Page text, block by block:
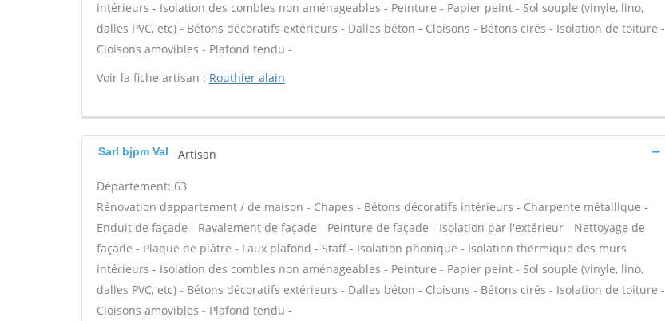
intérieurs - Isolation des combles non aménageables - Peinture - Papier peint - Sol souple (vinyle, lino,
dalles PVC, etc) - Bétons décoratifs extérieurs - Dalles béton - Cloisons - Bétons cirés - Isolation de toiture -
Cloisons amovibles - Plafond tendu -
Voir la fiche artisan : Routhier alain
Sarl bjpm Val Artisan
Département: 63
Rénovation dappartement / de maison - Chapes - Bétons décoratifs intérieurs - Charpente métallique -
Enduit de façade - Ravalement de façade - Peinture de façade - Isolation par l'extérieur - Nettoyage de
façade - Plaque de plâtre - Faux plafond - Staff - Isolation phonique - Isolation thermique des murs
intérieurs - Isolation des combles non aménageables - Peinture - Papier peint - Sol souple (vinyle, lino,
dalles PVC, etc) - Bétons décoratifs extérieurs - Dalles béton - Cloisons - Bétons cirés - Isolation de toiture -
Cloisons amovibles - Plafond tendu -